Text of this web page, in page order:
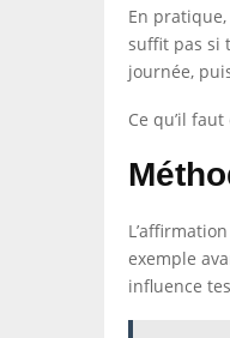
En
suffit pas si
journée,
Ce qu’il
exemple
influence